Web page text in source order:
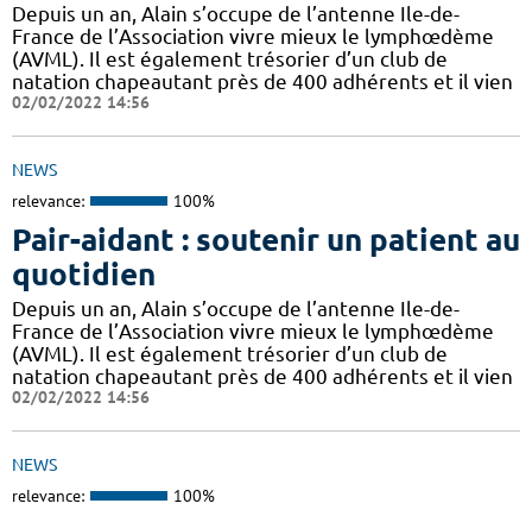
Depuis un an, Alain s’occupe de l’antenne Ile-de-
France de l’Association vivre mieux le lymphœdème
(AVML). Il est également trésorier d’un club de
natation chapeautant près de 400 adhérents et il vien
02/02/2022 14:56
NEWS
relevance: 100%
Pair-aidant : soutenir un patient au
quotidien
Depuis un an, Alain s’occupe de l’antenne Ile-de-
France de l’Association vivre mieux le lymphœdème
(AVML). Il est également trésorier d’un club de
natation chapeautant près de 400 adhérents et il vien
02/02/2022 14:56
NEWS
relevance: 100%